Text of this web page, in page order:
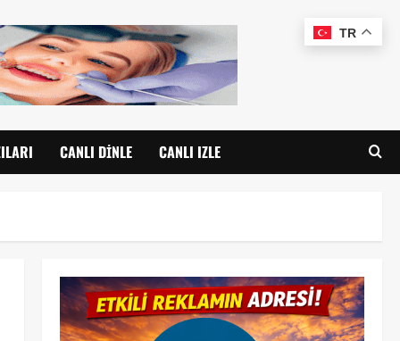
CANLI DINLE CANLI IZLE
TR